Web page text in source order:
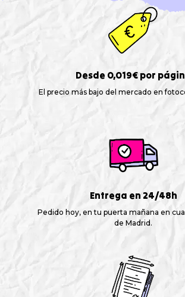
Desde 0,019€ por
El precio más bajo del mercado en
Entrega en 24/48h
Pedido hoy, en tu puerta mañana en
de Madrid.